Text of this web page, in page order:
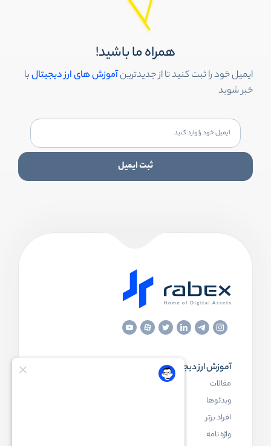
همراه ما باشید!
ایمیل خود را ثبت کنید تا از جدیدترینآموزش های ارز دیجیتالبا
خبر شوید
ثبت ایمیل
آموزش ارز دیجیتال
مقالات
ویدئوها
افراد برتر
واژه نامه